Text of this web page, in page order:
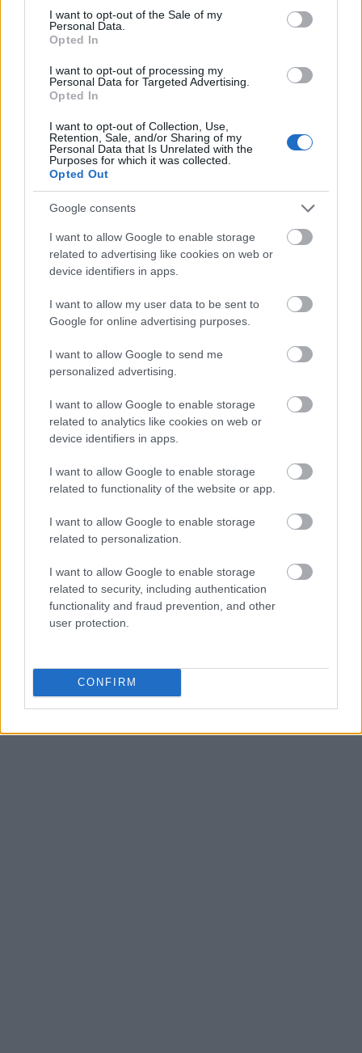
consent section.
I want to opt-out of the Sale of my
Personal Data.
Opted In
I want to opt-out of processing my
Personal Data for Targeted Advertising.
Opted In
I want to opt-out of Collection, Use,
Retention, Sale, and/or Sharing of my
Personal Data that Is Unrelated with the
Purposes for which it was collected.
Opted Out
Google consents
I want to allow Google to enable storage
related to advertising like cookies on web or
device identifiers in apps.
I want to allow my user data to be sent to
Google for online advertising purposes.
I want to allow Google to send me
personalized advertising.
I want to allow Google to enable storage
related to analytics like cookies on web or
device identifiers in apps.
I want to allow Google to enable storage
related to functionality of the website or app.
I want to allow Google to enable storage
related to personalization.
I want to allow Google to enable storage
related to security, including authentication
functionality and fraud prevention, and other
user protection.
CONFIRM